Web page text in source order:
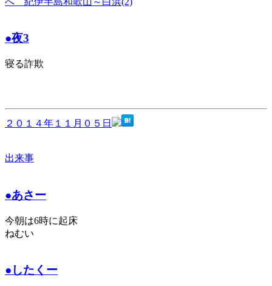
●夜3
寝る詐欺
２０１４年１１月０５日
出来事
●あさー
今朝は6時に起床
ねむい
●したくー